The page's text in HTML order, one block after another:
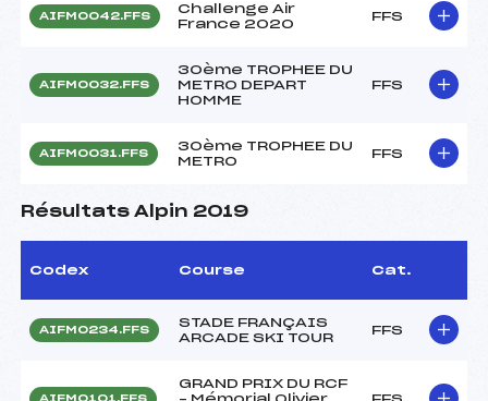
AIFM0042.FFS
Challenge Air
France 2020
FFS
AIFM0032.FFS
30ème TROPHEE DU
METRO DEPART
HOMME
FFS
AIFM0031.FFS
30ème TROPHEE DU
METRO
FFS
Résultats Alpin 2019
Codex Course Cat.
AIFM0234.FFS
STADE FRANÇAIS
ARCADE SKI TOUR
FFS
AIFM0101.FFS
GRAND PRIX DU RCF
– Mémorial Olivier
FFS